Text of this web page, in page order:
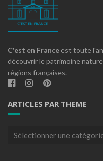
C'est en France est toute
découvrir le patrimoine
régions françaises.
ARTICLES PAR THEME
Articles